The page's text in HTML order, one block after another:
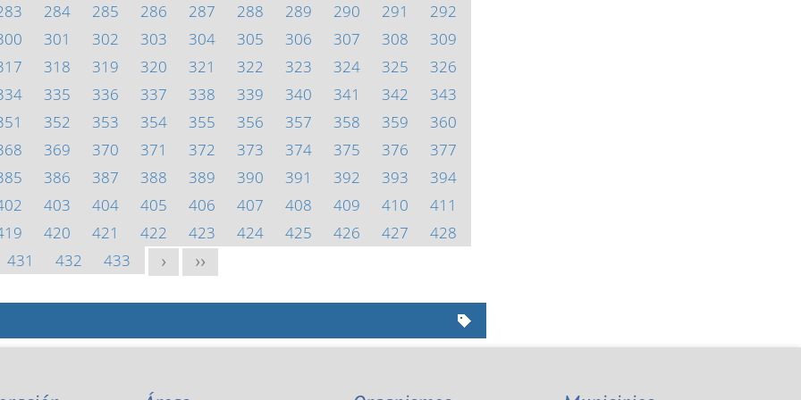
284 285 286 287 288 289 290 291
292
301 302 303 304 305 306 307 308
309
318 319 320 321 322 323 324 325
326
335 336 337 338 339 340 341 342
343
352 353 354 355 356 357 358 359
360
369 370 371 372 373 374 375 376
377
386 387 388 389 390 391 392 393
394
403 404 405 406 407 408 409 410
411
420 421 422 423 424 425 426 427
428
431
432 433 > >>